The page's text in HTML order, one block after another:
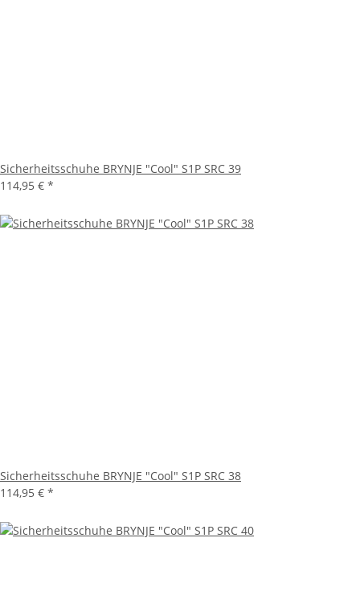
Sicherheitsschuhe BRYNJE "Cool" S1P SRC 39
114,95 € *
Sicherheitsschuhe BRYNJE "Cool" S1P SRC 38
114,95 € *